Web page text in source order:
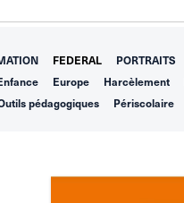
FEDERAL PORTRAITS
Europe Harcèlement
pédagogiques
Périscolaire